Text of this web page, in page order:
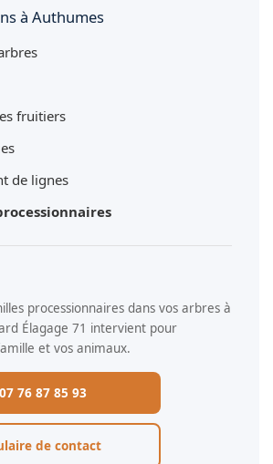
en repérez dans vos arbres à
à Authumes
fruitiers
de lignes
processionnaires dans vos arbres à
Élagage 71 intervient pour
et vos animaux.
76 87 85 93
de contact